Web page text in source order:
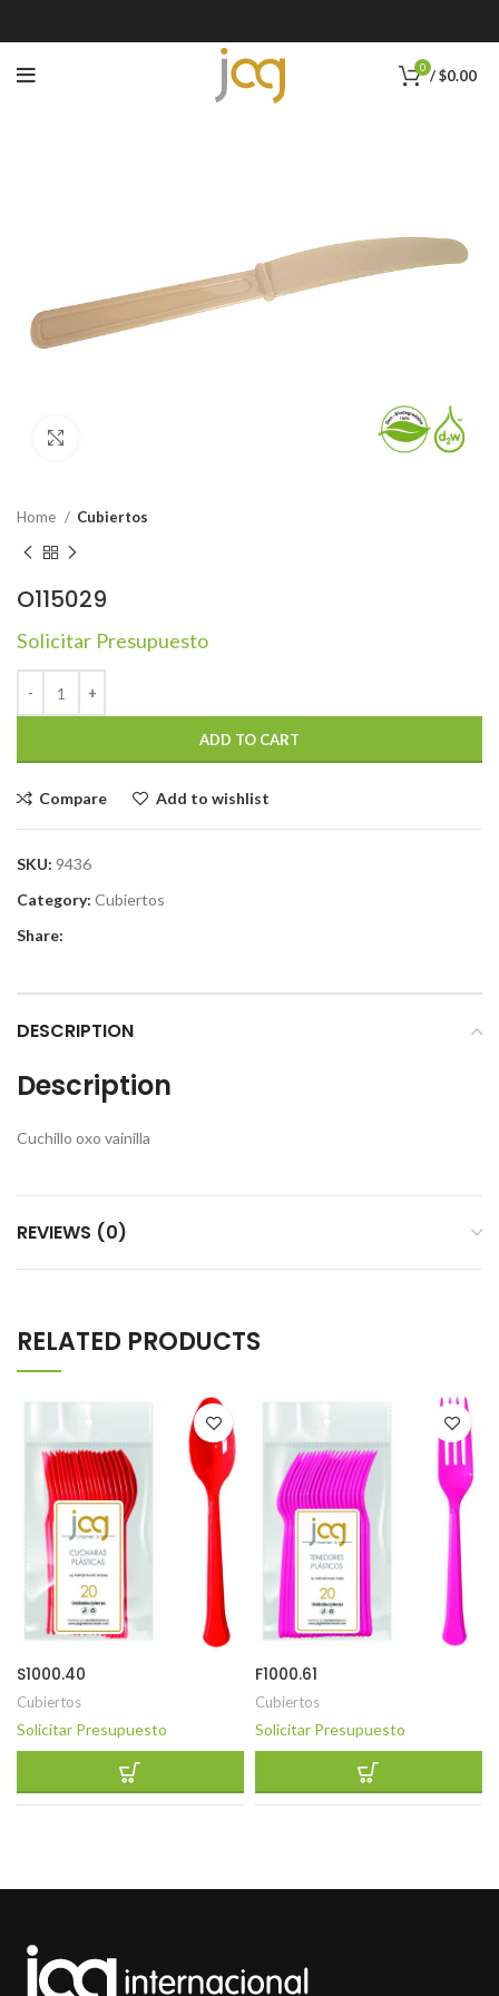
0 /$0.00
Home Cubiertos
O115029
Solicitar Presupuesto
ADD TO CART
Compare Add to wishlist
SKU: 9436
Category: Cubiertos
Share:
DESCRIPTION
Description
Cuchillo oxo vainilla
REVIEWS (0)
RELATED PRODUCTS
S1000.40
Cubiertos
Solicitar Presupuesto
F1000.61
Cubiertos
Solicitar Presupuesto